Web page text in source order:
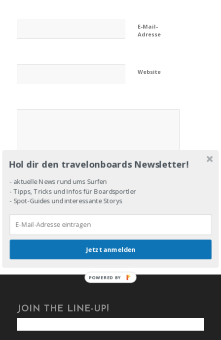
E-Mail-
Adresse
Website
JOIN THE LINE-UP!
Hol dir den travelonboards Newsletter!
- aktuelle News rund ums Surfen
- Tipps, Tricks und Infos für Boardsportler
- Spot-Guides und interessante Storys
Jetzt anmelden
POWERED BY